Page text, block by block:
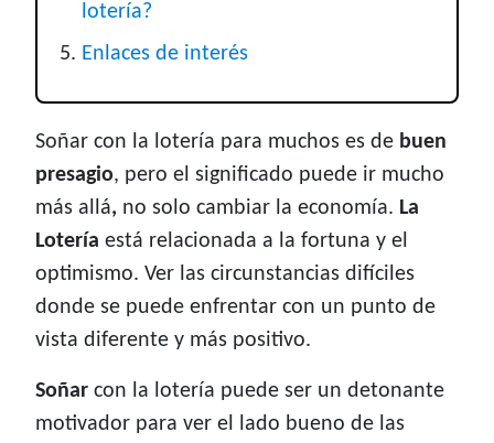
lotería?
Enlaces de interés
Soñar con la lotería para muchos es de buen
presagio, pero el significado puede ir mucho
más allá, no solo cambiar la economía. La
Lotería está relacionada a la fortuna y el
optimismo. Ver las circunstancias difíciles
donde se puede enfrentar con un punto de
vista diferente y más positivo.
Soñar con la lotería puede ser un detonante
motivador para ver el lado bueno de las